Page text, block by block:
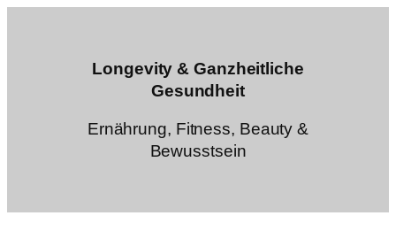
Longevity & Ganzheitliche
Gesundheit
Ernährung, Fitness, Beauty &
Bewusstsein